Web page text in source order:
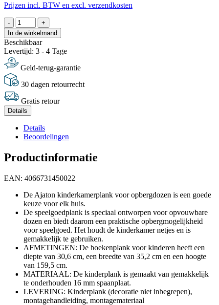
Prijzen incl. BTW en excl. verzendkosten
-
+
In de winkelmand
Beschikbaar
Levertijd: 3 - 4 Tage
Geld-terug-garantie
30 dagen retourrecht
Gratis retour
Details
Details
Beoordelingen
Productinformatie
EAN: 4066731450022
De Ajaton kinderkamerplank voor opbergdozen is een goede
keuze voor elk huis.
De speelgoedplank is speciaal ontworpen voor opvouwbare
dozen en biedt daarom een praktische opbergmogelijkheid
voor speelgoed. Het houdt de kinderkamer netjes en is
gemakkelijk te gebruiken.
AFMETINGEN: De boekenplank voor kinderen heeft een
diepte van 30,6 cm, een breedte van 35,2 cm en een hoogte
van 159,5 cm.
MATERIAAL: De kinderplank is gemaakt van gemakkelijk
te onderhouden 16 mm spaanplaat.
LEVERING: Kinderplank (decoratie niet inbegrepen),
montagehandleiding, montagemateriaal